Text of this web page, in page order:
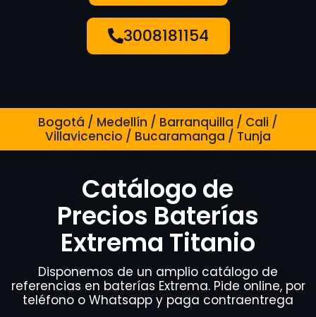
3008181154
Bogotá / Medellín / Barranquilla / Cali /
Villavicencio / Bucaramanga / Tunja
Catálogo de
Precios Baterías
Extrema Titanio
Disponemos de un amplio catálogo de
referencias en baterías Extrema. Pide online, por
teléfono o Whatsapp y paga contraentrega